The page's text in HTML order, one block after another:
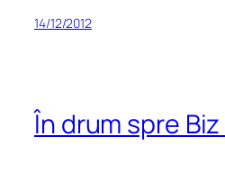
14/12/2012
În drum spre